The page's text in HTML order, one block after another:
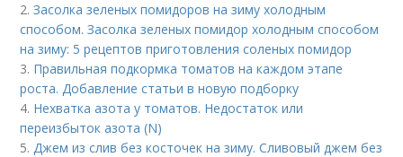
2.Засолка зеленых помидоров на зиму холодным
способом. Засолка зеленых помидор холодным способом
на зиму: 5 рецептов приготовления соленых помидор
3. Правильная подкормка томатов на каждом этапе
роста. Добавление статьи в новую подборку
4. Нехватка азота у томатов. Недостаток или
переизбыток азота (N)
5.Джем из слив без косточек на зиму. Сливовый джем без